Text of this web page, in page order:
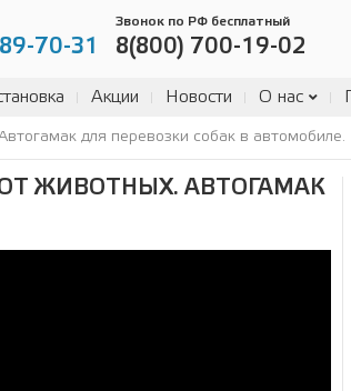
70-31
Звонок по РФ бесплатный
8(800) 700-19-02
Акции Новости О нас
для перевозки собак в автомобиле.
ЖИВОТНЫХ. АВТОГАМАК